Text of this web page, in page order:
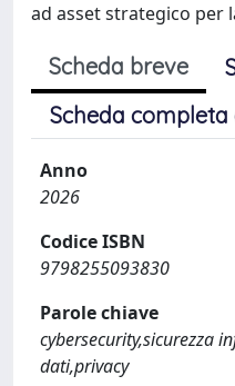
ad asset strategico per
Scheda breve
Scheda completa
Anno
2026
Codice ISBN
9798255093830
Parole chiave
cybersecurity,sicurezza
dati,privacy